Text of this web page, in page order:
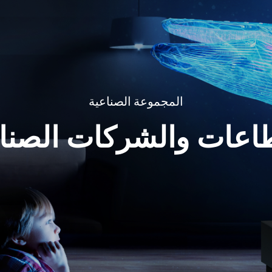
المجموعة الصناعية
والشركات